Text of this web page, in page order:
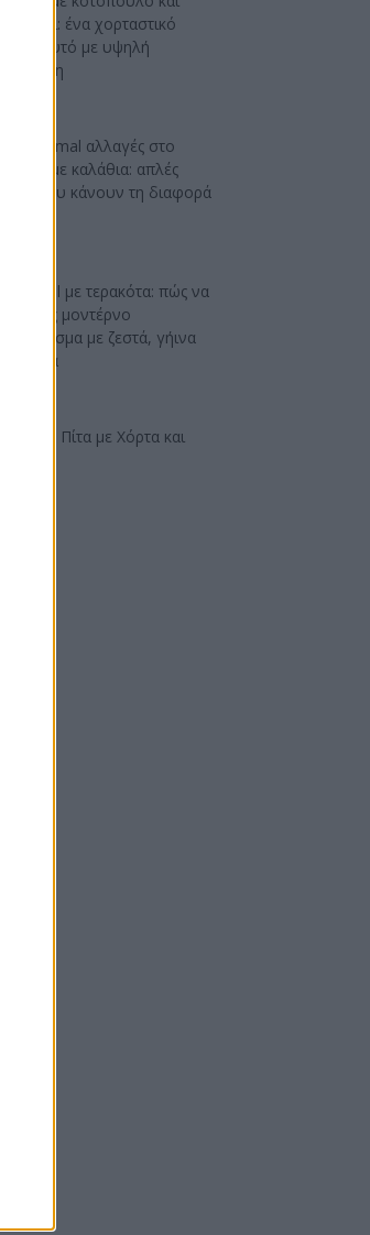
γιαούρτι: ένα χορταστικό
μαγειρευτό με υψηλή
πρωτεΐνη
DIY minimal αλλαγές στο
μπάνιο με καλάθια: απλές
ιδέες που κάνουν τη διαφορά
Industrial με τερακότα: πώς να
πετύχεις μοντέρνο
αποτέλεσμα με ζεστά, γήινα
χρώματα
Ελαφριά Πίτα με Χόρτα και